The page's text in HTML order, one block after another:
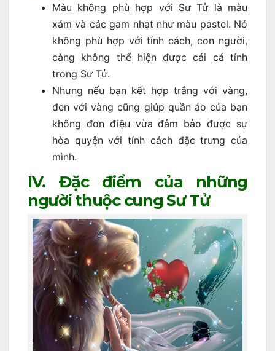
Màu không phù hợp với Sư Tử là màu
xám và các gam nhạt như màu pastel. Nó
không phù hợp với tính cách, con người,
càng không thể hiện được cái cá tính
trong Sư Tử.
Nhưng nếu bạn kết hợp trắng với vàng,
đen với vàng cũng giúp quần áo của bạn
không đơn điệu vừa đảm bảo được sự
hòa quyện với tính cách đặc trưng của
mình.
IV. Đặc điểm của những
người thuộc cung Sư Tử